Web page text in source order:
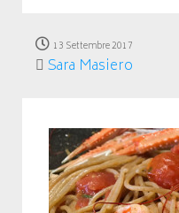
13 Settembre 2017
Sara Masiero